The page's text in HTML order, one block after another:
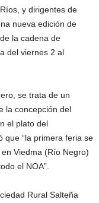
y dirigentes de
nueva edición de
la cadena de
del viernes 2 al
se trata de un
la concepción del
el plato del
que “la primera feria se
Viedma (Río Negro)
el NOA”.
Rural Salteña